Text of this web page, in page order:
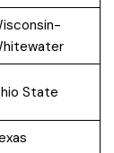
State